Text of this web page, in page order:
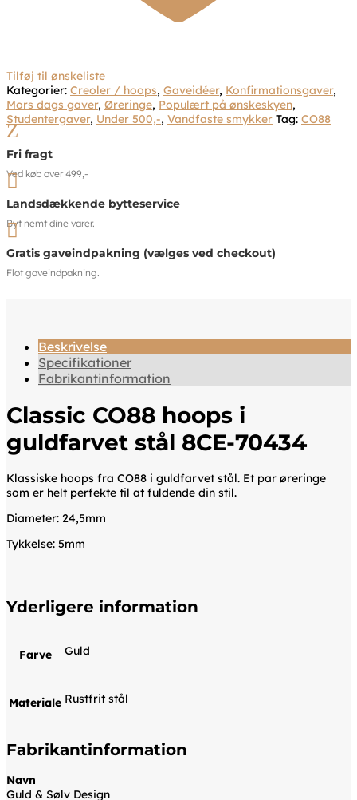
Tilføj til ønskeliste
Kategorier: Creoler / hoops, Gaveidéer, Konfirmationsgaver,
Mors dags gaver, Øreringe, Populært på ønskeskyen,
Studentergaver, Under 500,-, Vandfaste smykker Tag: CO88
Z
Fri fragt
Ved køb over 499,-

Landsdækkende bytteservice
Byt nemt dine varer.

Gratis gaveindpakning (vælges ved checkout)
Flot gaveindpakning.
Beskrivelse
Specifikationer
Fabrikantinformation
Classic CO88 hoops i
guldfarvet stål 8CE-70434
Klassiske hoops fra CO88 i guldfarvet stål. Et par øreringe
som er helt perfekte til at fuldende din stil.
Diameter: 24,5mm
Tykkelse: 5mm
Yderligere information
Farve Guld
Materiale Rustfrit stål
Fabrikantinformation
Navn
Guld & Sølv Design